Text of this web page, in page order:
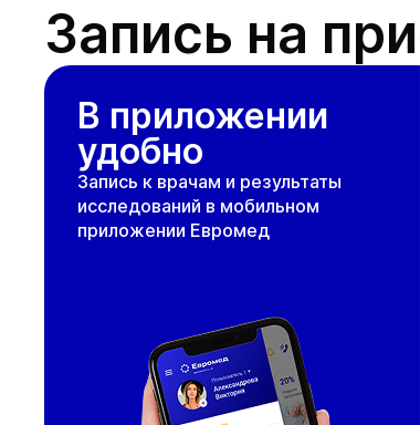
Запись на
В приложении
удобно
Запись к врачам и результаты
исследований в мобильном
приложении Евромед